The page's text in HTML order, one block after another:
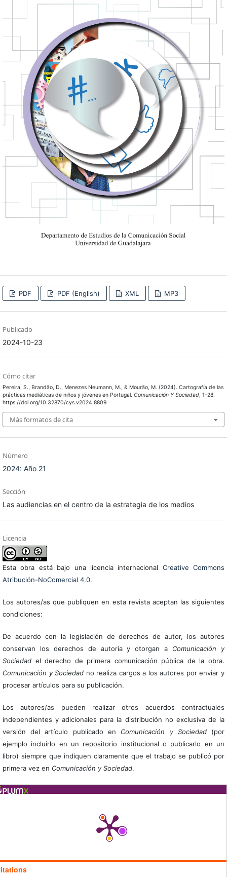
PDF PDF (English) XML MP3
Publicado
2024-10-23
Cómo citar
Pereira, S., Brandão, D., Menezes Neumann, M., & Mourão, M. (2024). Cartografía de las
prácticas mediáticas de niños y jóvenes en Portugal. Comunicación Y Sociedad, 1–28.
https://doi.org/10.32870/cys.v2024.8809
Más formatos de cita
Número
2024: Año 21
Sección
Las audiencias en el centro de la estrategia de los medios
Licencia
Esta obra está bajo una licencia internacional Creative Commons
Atribución-NoComercial 4.0.
Los autores/as que publiquen en esta revista aceptan las siguientes
condiciones:
De acuerdo con la legislación de derechos de autor, los autores
conservan los derechos de autoría y otorgan a Comunicación y
Sociedadel derecho de primera comunicación pública de la obra.
Comunicación y Sociedad no realiza cargos a los autores por enviar y
procesar artículos para su publicación.
Los autores/as pueden realizar otros acuerdos contractuales
independientes y adicionales para la distribución no exclusiva de la
versión del artículo publicado en Comunicación y Sociedad(por
ejemplo incluirlo en un repositorio institucional o publicarlo en un
libro) siempre que indiquen claramente que el trabajo se publicó por
primera vez en Comunicación y Sociedad.